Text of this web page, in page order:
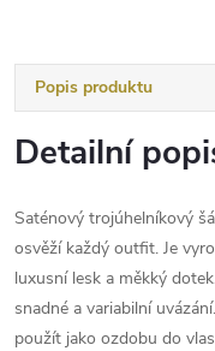
Popis produktu
Detailní
Saténový trojúhelníkový
osvěží každý outfit. Je
luxusní lesk a měkký
snadné a variabilní
použít jako ozdobu do